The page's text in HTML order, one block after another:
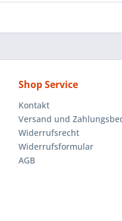
Shop Service
Kontakt
Versand und
Widerrufsrecht
Widerrufsformular
AGB